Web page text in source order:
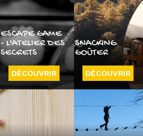
ESCAPE GAME
- L'ATELIER DES
SECRETS
DÉCOUVRIR
SNACKING
GOÛTER
DÉCOUVRIR